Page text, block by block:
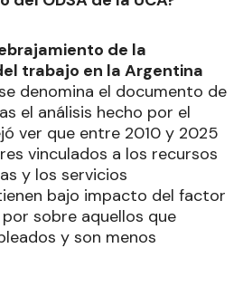
de la
trabajo en la Argentina
denomina el documento de
el análisis hecho por el
ver que entre 2010 y 2025
vinculados a los recursos
y los servicios
bajo impacto del factor
sobre aquellos que
y son menos